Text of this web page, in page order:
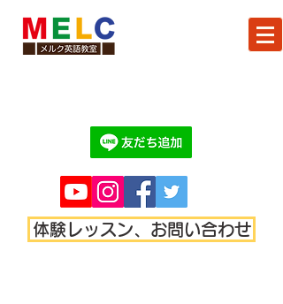
体験レッスン、お問い合わせ